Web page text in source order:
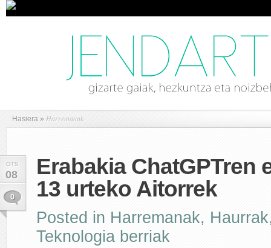
Hasiera » Harremanak
OTS
08
0
Erabakia ChatGPTren
13 urteko Aitorrek
Posted in Harremanak, Haurrak
Teknologia berriak